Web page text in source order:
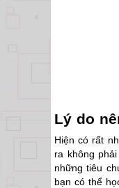
Lý do
Hiện có rất
ra không
những tiêu
bạn có thể